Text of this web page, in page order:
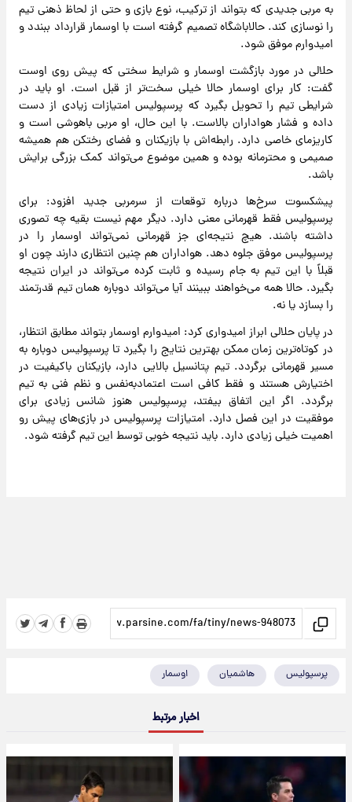
به مربی جدیدی که بتواند از ترکیب، نوع بازی و حتی از لحاظ ذهنی تیم
را نوسازی کند. حالاباشگاه تصمیم گرفته است با اوسمار قرارداد ببندد و
امیدوارم موفق شود.
حلالی در مورد بازگشت اوسمار و شرایط سختی که پیش روی اوست
گفت: کار برای اوسمار حالا خیلی سخت‌تر از قبل است. او باید در
شرایطی تیم را تحویل بگیرد که پرسپولیس امتیازات زیادی از دست
داده و فشار هواداران بالاست. با این حال، او مربی باهوشی است و
کاریزمای خاصی دارد. رابطه‌اش با بازیکنان و فضای رختکن هم همیشه
صمیمی و محترمانه بوده و همین موضوع می‌تواند کمک بزرگی برایش
باشد.
پیشکسوت سرخ‌ها درباره توقعات از سرمربی جدید افزود: برای
پرسپولیس فقط قهرمانی معنی دارد. دیگر مهم نیست بقیه چه تصوری
داشته باشند. هیچ نتیجه‌ای جز قهرمانی نمی‌تواند اوسمار را در
پرسپولیس موفق جلوه دهد. هواداران هم چنین انتظاری دارند چون او
قبلاً با این تیم به جام رسیده و ثابت کرده می‌تواند در ایران نتیجه
بگیرد. حالا همه می‌خواهند ببینند آیا می‌تواند دوباره همان تیم قدرتمند
را بسازد یا نه.
در پایان حلالی ابراز امیدواری کرد: امیدوارم اوسمار بتواند مطابق انتظار،
در کوتاه‌ترین زمان ممکن بهترین نتایج را بگیرد تا پرسپولیس دوباره به
مسیر قهرمانی برگردد. تیم پتانسیل بالایی دارد، بازیکنان باکیفیت در
اختیارش هستند و فقط کافی است اعتمادبه‌نفس و نظم فنی به تیم
برگردد. اگر این اتفاق بیفتد، پرسپولیس هنوز شانس زیادی برای
موفقیت در این فصل دارد. امتیازات پرسپولیس در بازی‌های پیش رو
اهمیت خیلی زیادی دارد. باید نتیجه خوبی توسط این تیم گرفته شود.
پرسپولیس هاشمیان اوسمار
اخبار مرتبط